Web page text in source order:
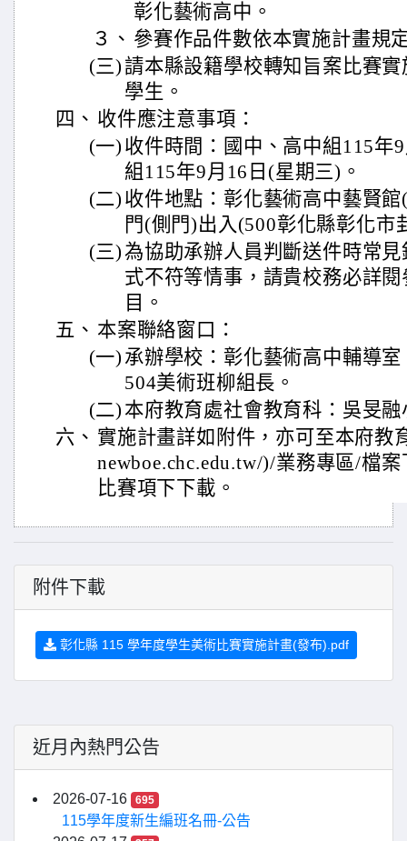
彰化藝術高中。
３、 參賽作品件數依本實施計畫規
(三) 請本縣設籍學校轉知旨案比賽
學生。
四、 收件應注意事項：
(一) 收件時間：國中、高中組115年
組115年9月16日(星期三)。
(二) 收件地點：彰化藝術高中藝賢
門(側門)出入(500彰化縣彰化市
(三)為協助承辦人員判斷送件時常
式不符等情事，請貴校務必詳
目。
五、 本案聯絡窗口：
(一) 承辦學校：彰化藝術高中輔導
504美術班柳組長。
(二) 本府教育處社會教育科：吳旻
六、 實施計畫詳如附件，亦可至本府教
newboe.chc.edu.tw/)/業務專區/檔
比賽項下下載。
附件下載
彰化縣 115 學年度學生美術比賽實施計畫(發布).pdf
近月內熱門公告
2026-07-16 695
115學年度新生編班名冊-公告